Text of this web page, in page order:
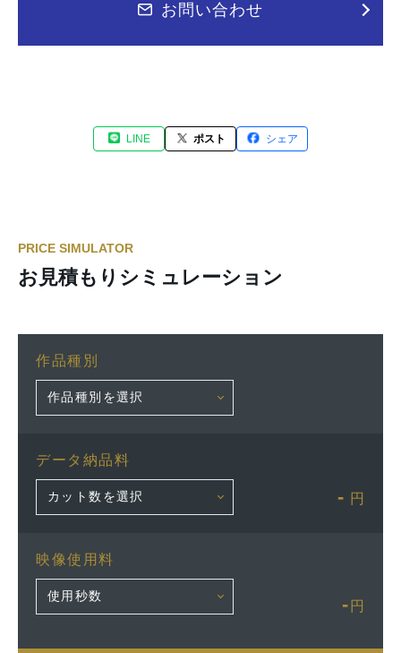
お問い合わせ
LINE ポスト シェア
PRICE SIMULATOR
お見積もりシミュレーション
作品種別
データ納品料
- 円
映像使用料
- 円